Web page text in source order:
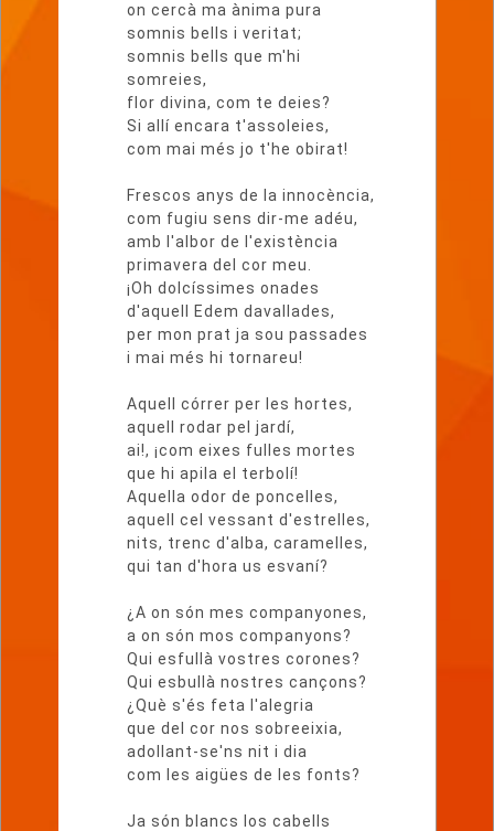
on cercà ma ànima pura
somnis bells i veritat;
somnis bells que m'hi
somreies,
flor divina, com te deies?
Si allí encara t'assoleies,
com mai més jo t'he obirat!
Frescos anys de la innocència,
com fugiu sens dir-me adéu,
amb l'albor de l'existència
primavera del cor meu.
¡Oh dolcíssimes onades
d'aquell Edem davallades,
per mon prat ja sou passades
i mai més hi tornareu!
Aquell córrer per les hortes,
aquell rodar pel jardí,
ai!, ¡com eixes fulles mortes
que hi apila el terbolí!
Aquella odor de poncelles,
aquell cel vessant d'estrelles,
nits, trenc d'alba, caramelles,
qui tan d'hora us esvaní?
¿A on són mes companyones,
a on són mos companyons?
Qui esfullà vostres corones?
Qui esbullà nostres cançons?
¿Què s'és feta l'alegria
que del cor nos sobreeixia,
adollant-se'ns nit i dia
com les aigües de les fonts?
Ja són blancs los cabells